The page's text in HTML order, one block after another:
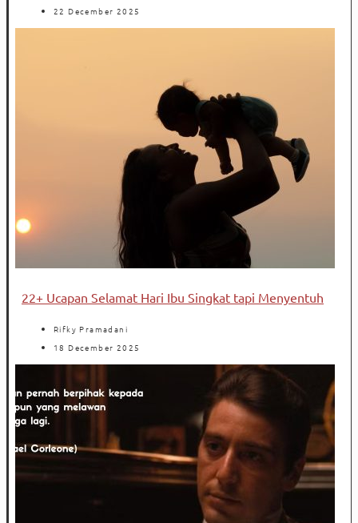
22 December 2025
22+ Ucapan Selamat Hari Ibu Singkat tapi Menyentuh
Rifky Pramadani
18 December 2025